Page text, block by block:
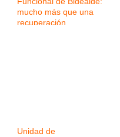
mucho más que una
recuperación
Unidad de